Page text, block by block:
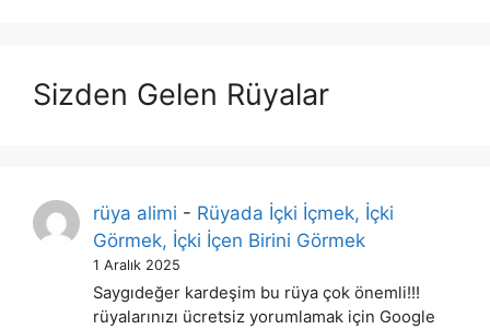
Sizden Gelen Rüyalar
rüya alimi - Rüyada İçki İçmek, İçki
Görmek, İçki İçen Birini Görmek
1 Aralık 2025
Saygıdeğer kardeşim bu rüya çok önemli!!!
rüyalarınızı ücretsiz yorumlamak için Google